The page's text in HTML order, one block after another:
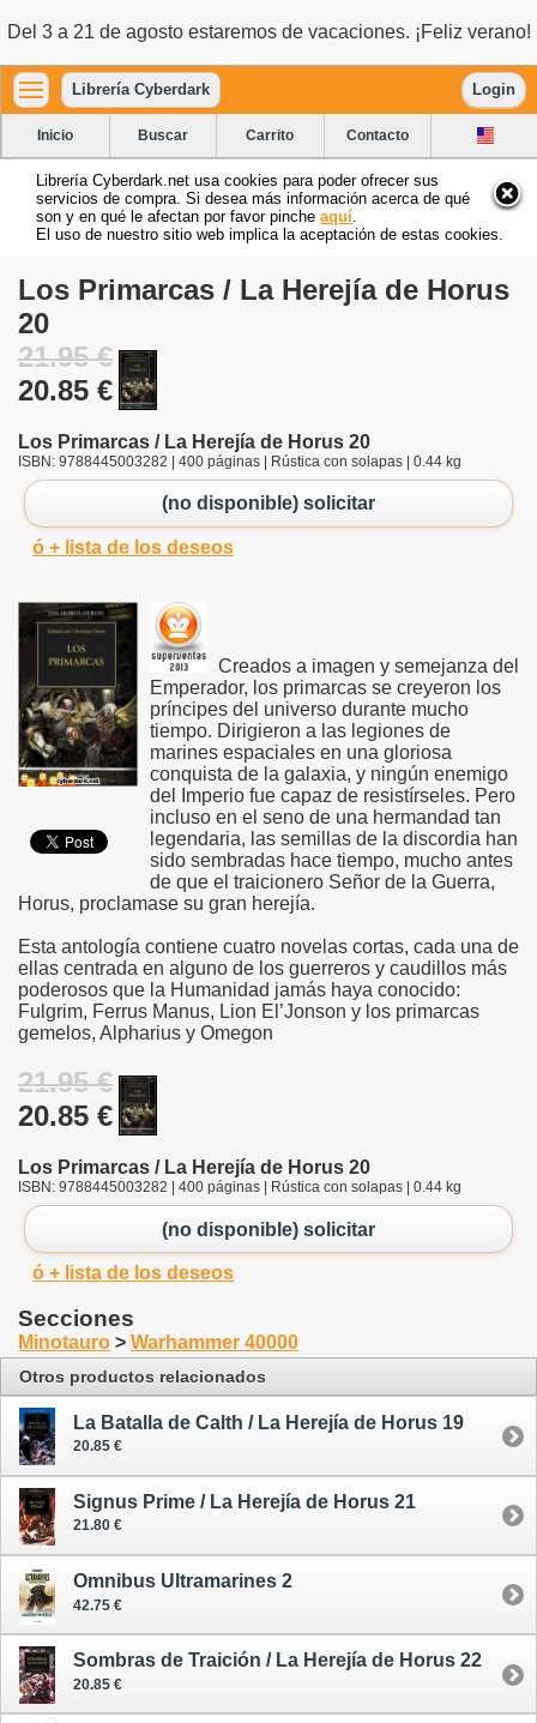
Del 3 a 21 de agosto estaremos de vacaciones. ¡Feliz verano!
Librería Cyberdark Login
Inicio Buscar Carrito Contacto
Librería Cyberdark.net usa cookies para poder ofrecer sus
servicios de compra. Si desea más información acerca de qué
son y en qué le afectan por favor pinche aquí
El uso de nuestro sitio web implica la aceptación de estas cookies.
Los Primarcas / La Herejía de Horus
20
21.95 €
20.85 €
Los Primarcas / La Herejía de Horus 20
ISBN: 9788445003282 | 400 páginas | Rústica con solapas | 0.44 kg
(no disponible) solicitar
ó + lista de los deseos
Creados a imagen y semejanza del
Emperador, los primarcas se creyeron los
príncipes del universo durante mucho
tiempo. Dirigieron a las legiones de
marines espaciales en una gloriosa
conquista de la galaxia, y ningún enemigo
del Imperio fue capaz de resistírseles. Pero
incluso en el seno de una hermandad tan
legendaria, las semillas de la discordia han
sido sembradas hace tiempo, mucho antes
de que el traicionero Señor de la Guerra,
Horus, proclamase su gran herejía.
Esta antología contiene cuatro novelas cortas, cada una de
ellas centrada en alguno de los guerreros y caudillos más
poderosos que la Humanidad jamás haya conocido:
Fulgrim, Ferrus Manus, Lion El’Jonson y los primarcas
gemelos, Alpharius y Omegon
21.95 €
20.85 €
Los Primarcas / La Herejía de Horus 20
ISBN: 9788445003282 | 400 páginas | Rústica con solapas | 0.44 kg
(no disponible) solicitar
ó + lista de los deseos
Secciones
Minotauro > Warhammer 40000
Otros productos relacionados
La Batalla de Calth / La Herejía de Horus 19
20.85 €
Signus Prime / La Herejía de Horus 21
21.80 €
Omnibus Ultramarines 2
42.75 €
Sombras de Traición / La Herejía de Horus 22
20.85 €